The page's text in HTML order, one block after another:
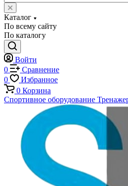
Каталог
По всему сайту
По каталогу
Войти
0
Сравнение
0
Избранное
0 Корзина
Спортивное оборудование